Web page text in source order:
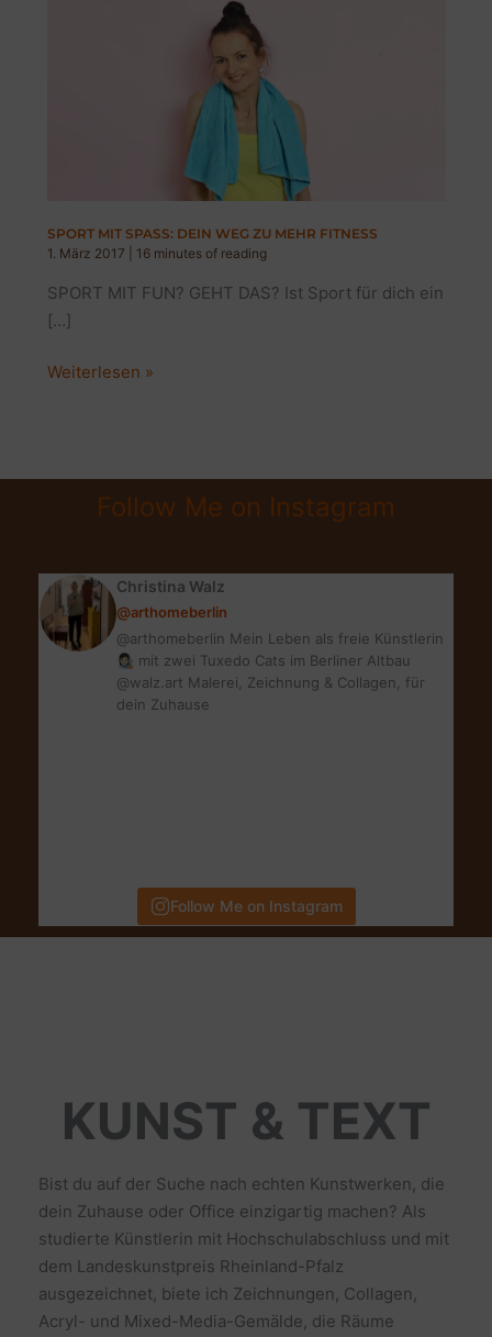
SPORT MIT SPASS: DEIN WEG ZU MEHR FITNESS
1. März 2017
16 minutes of reading
SPORT MIT FUN? GEHT DAS? Ist Sport für dich ein
[…]
SPORT
WEG
Weiterlesen »
Follow Me on Instagram
Christina Walz
@arthomeberlin
@arthomeberlin Mein Leben als freie Künstlerin
👩🏻‍🎨 mit zwei Tuxedo Cats im Berliner Altbau
@walz.art Malerei, Zeichnung & Collagen, für
dein Zuhause
Follow Me on Instagram
KUNST & TEXT
Bist du auf der Suche nach echten Kunstwerken, die
dein Zuhause oder Office einzigartig machen? Als
studierte Künstlerin mit Hochschulabschluss und mit
dem Landeskunstpreis Rheinland-Pfalz
ausgezeichnet, biete ich Zeichnungen, Collagen,
Acryl- und Mixed-Media-Gemälde, die Räume